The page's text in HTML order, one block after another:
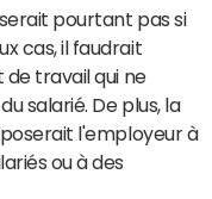
pourtant pas si
cas, il faudrait
travail qui ne
salarié. De plus, la
l'employeur à
ou à des